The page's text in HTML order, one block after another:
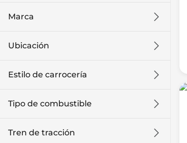
Marca
Ubicación
Estilo de carrocería
Tipo de combustible
Tren de tracción